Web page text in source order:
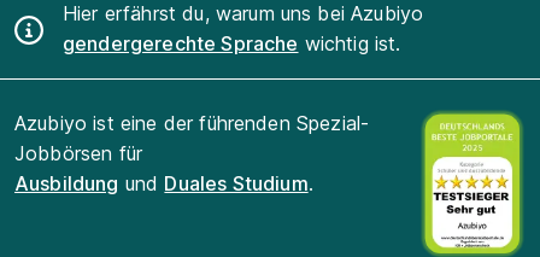
Hier erfährst du, warum uns bei Azubiyo
gendergerechte Sprache wichtig ist.
Azubiyo ist eine der führenden Spezial-
Jobbörsen für
Ausbildung und Duales Studium.